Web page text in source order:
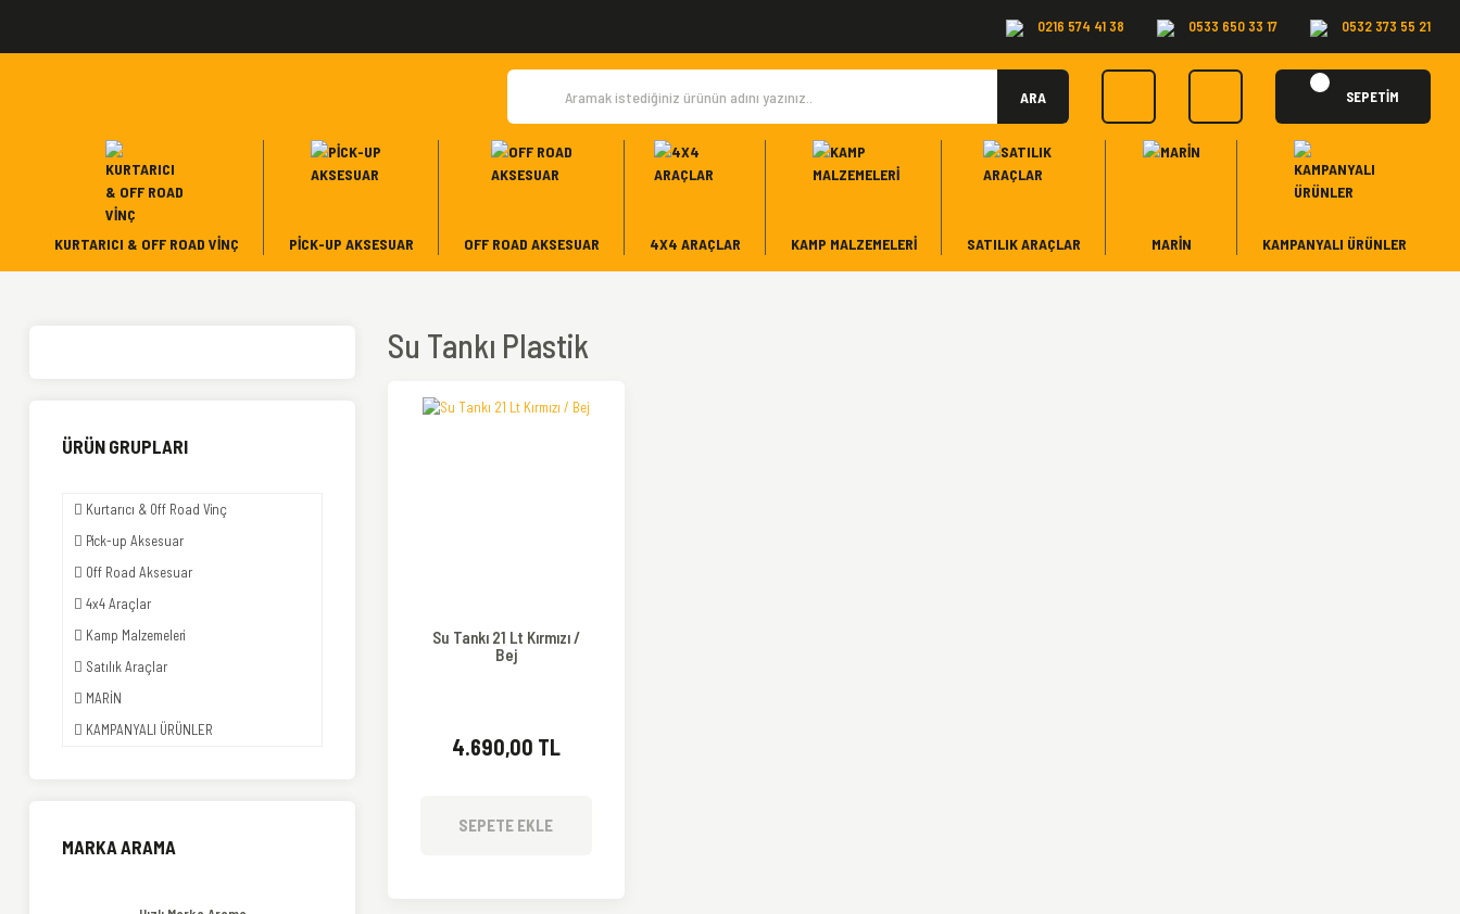
0216 574 41 38 0533 650 33 17 0532 373 55 21
ARA SEPETİM
KURTARICI & OFF ROAD VINÇ PICK-UP AKSESUAR OFF ROAD AKSESUAR 4X4 ARAÇLAR KAMP MALZEMELERI SATILIK ARAÇLAR MARİN KAMPANYALI ÜRÜNLER
ÜRÜN GRUPLARI
Kurtarıcı & Off Road Vinç
Pick-up Aksesuar
Off Road Aksesuar
4x4 Araçlar
Kamp Malzemeleri
Satılık Araçlar
MARİN
KAMPANYALI ÜRÜNLER
MARKA ARAMA
Su Tankı Plastik
Su Tankı 21 Lt Kırmızı /
Bej
4.690,00 TL
SEPETE EKLE